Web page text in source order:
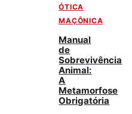
ÓTICA
MAÇÔNICA
Manual
de
Sobrevivência
Animal:
A
Metamorfose
Obrigatória